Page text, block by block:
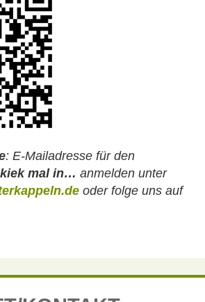
: E-Mailadresse für den
mal in… anmelden unter
oder folge uns auf